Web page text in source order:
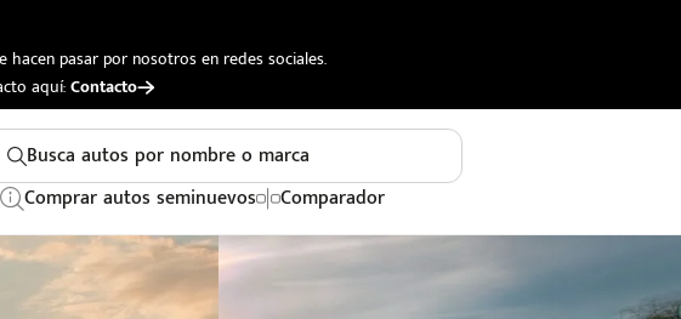
pasar por nosotros en redes sociales.
aquí:Contacto
Busca autos por nombre o marca
Comprar autos seminuevos Comparador